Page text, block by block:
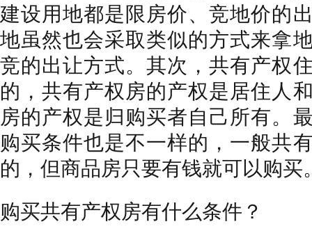
建设用地都是限房价、竞地价的
地虽然也会采取类似的方式来拿
竞的出让方式。其次，共有产权
的，共有产权房的产权是居住人
房的产权是归购买者自己所有。
购买条件也是不一样的，一般共
的，但商品房只要有钱就可以购买
购买共有产权房有什么条件？